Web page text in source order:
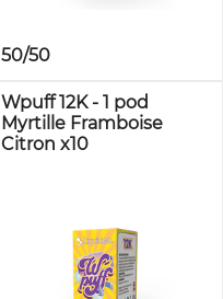
50/50
Wpuff 12K - 1 pod
Myrtille Framboise
Citron x10